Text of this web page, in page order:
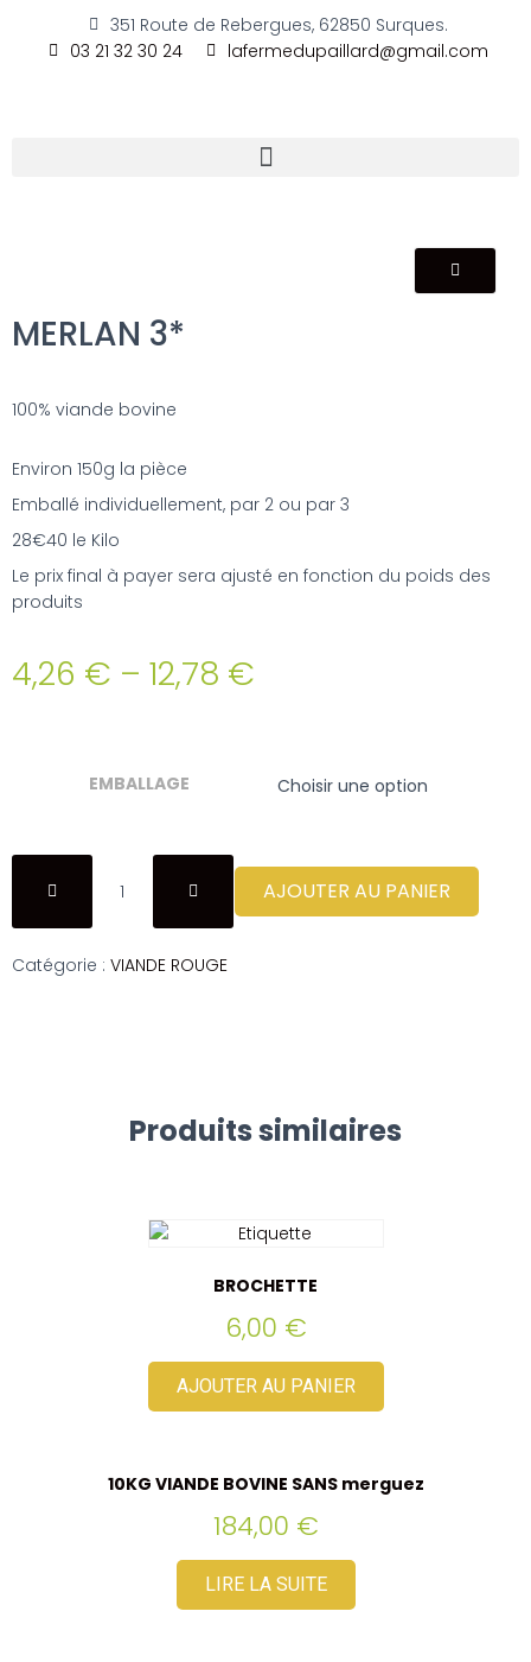
351 Route de Rebergues, 62850 Surques.
03 21 32 30 24
lafermedupaillard@gmail.com
MERLAN 3*
100% viande bovine
Environ 150g la pièce
Emballé individuellement, par 2 ou par 3
28€40 le Kilo
Le prix final à payer sera ajusté en fonction du poids des
produits
4,26 € – 12,78 €
EMBALLAGE
AJOUTER AU PANIER
Catégorie : VIANDE ROUGE
Produits similaires
BROCHETTE
6,00 €
AJOUTER AU PANIER
10KG VIANDE BOVINE SANS merguez
184,00 €
LIRE LA SUITE